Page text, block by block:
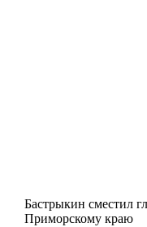
Бастрыкин сместил
Приморскому краю